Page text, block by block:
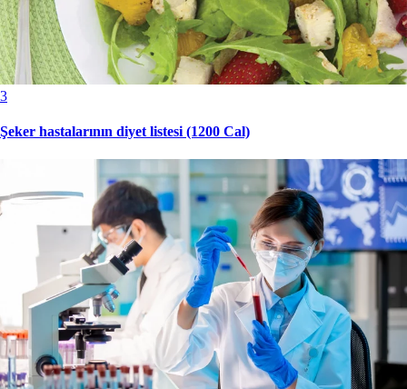
3
Şeker hastalarının diyet listesi (1200 Cal)